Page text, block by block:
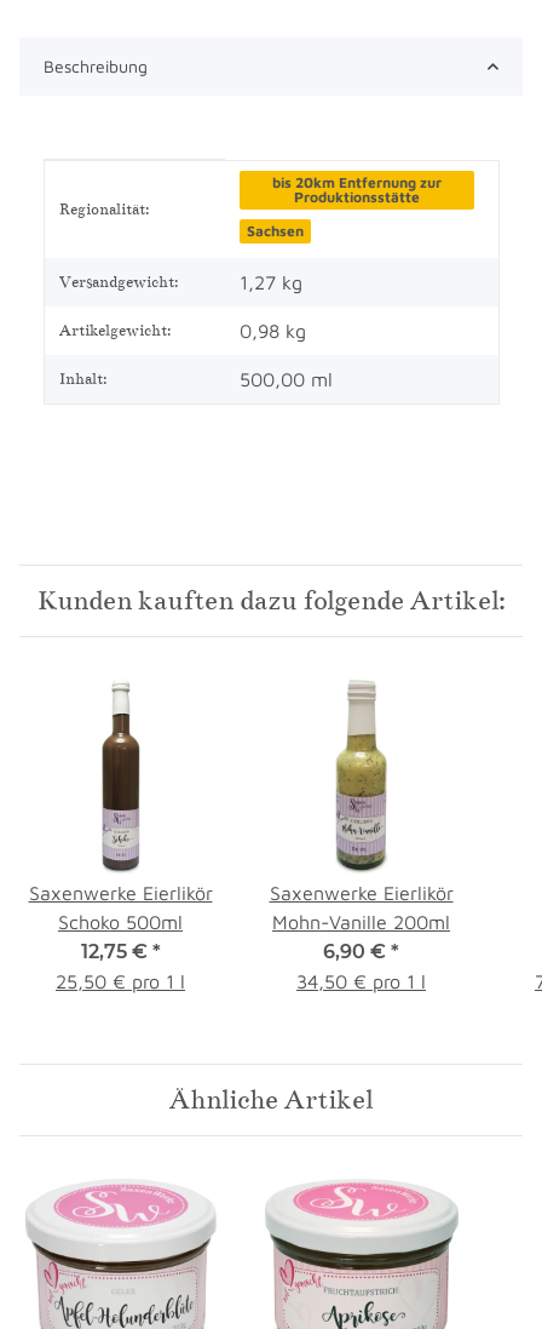
Beschreibung
Regionalität:
bis 20km Entfernung zur
Produktionsstätte
Sachsen
Versandgewicht: 1,27 kg
Artikelgewicht: 0,98 kg
Inhalt: 500,00 ml
Kunden kauften dazu folgende Artikel:
Saxenwerke Eierlikör
Schoko 500ml
12,75 € *
25,50 € pro 1 l
Saxenwerke Eierlikör
Mohn-Vanille 200ml
6,90 € *
34,50 € pro 1 l
Ähnliche Artikel